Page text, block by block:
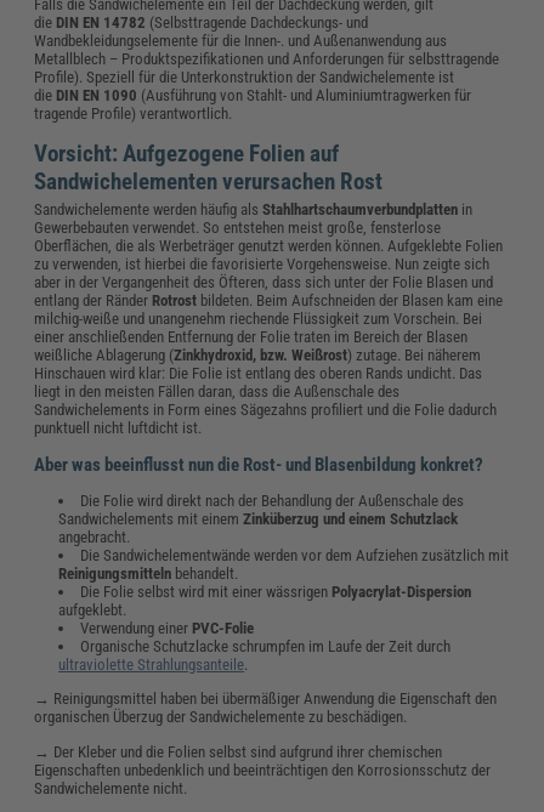
Falls die Sandwichelemente ein Teil der Dachdeckung werden, gilt
die DIN EN 14782 (Selbsttragende Dachdeckungs- und
Wandbekleidungselemente für die Innen-. und Außenanwendung aus
Metallblech – Produktspezifikationen und Anforderungen für selbsttragende
Profile). Speziell für die Unterkonstruktion der Sandwichelemente ist
die DIN EN 1090 (Ausführung von Stahlt- und Aluminiumtragwerken für
tragende Profile) verantwortlich.
Vorsicht: Aufgezogene Folien auf
Sandwichelementen verursachen Rost
Sandwichelemente werden häufig alsStahlhartschaumverbundplatten in
Gewerbebauten verwendet. So entstehen meist große, fensterlose
Oberflächen, die als Werbeträger genutzt werden können. Aufgeklebte Folien
zu verwenden, ist hierbei die favorisierte Vorgehensweise. Nun zeigte sich
aber in der Vergangenheit des Öfteren, dass sich unter der Folie Blasen und
entlang der Ränder Rotrost bildeten. Beim Aufschneiden der Blasen kam eine
milchig-weiße und unangenehm riechende Flüssigkeit zum Vorschein. Bei
einer anschließenden Entfernung der Folie traten im Bereich der Blasen
weißliche Ablagerung (Zinkhydroxid, bzw. Weißrost) zutage. Bei näherem
Hinschauen wird klar: Die Folie ist entlang des oberen Rands undicht. Das
liegt in den meisten Fällen daran, dass die Außenschale des
Sandwichelements in Form eines Sägezahns profiliert und die Folie dadurch
punktuell nicht luftdicht ist.
Aber was beeinflusst nun die Rost- und Blasenbildung konkret?
Die Folie wird direkt nach der Behandlung der Außenschale des
Sandwichelements mit einemZinküberzug und einem Schutzlack
angebracht.
Die Sandwichelementwände werden vor dem Aufziehen zusätzlich mit
Reinigungsmitteln behandelt.
Die Folie selbst wird mit einer wässrigen Polyacrylat-Dispersion
aufgeklebt.
Verwendung einer PVC-Folie
Organische Schutzlacke schrumpfen im Laufe der Zeit durch
ultraviolette Strahlungsanteile
→ Reinigungsmittel haben bei übermäßiger Anwendung die Eigenschaft den
organischen Überzug der Sandwichelemente zu beschädigen.
→ Der Kleber und die Folien selbst sind aufgrund ihrer chemischen
Eigenschaften unbedenklich und beeinträchtigen den Korrosionsschutz der
Sandwichelemente nicht.